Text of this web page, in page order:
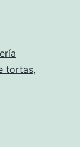
tortas,